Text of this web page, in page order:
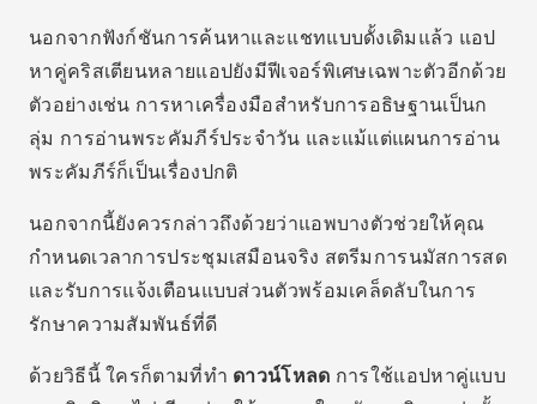
รักษาความสัมพันธ์ที่ดี
ด้วยวิธีนี้ ใครก็ตามที่ทำดาวน์โหลดการใช้แอปหาคู่แบบ
พระกิตติคุณไม่เพียงช่วยให้คุณพบใครสักคนพิเศษเท่านั้น
แต่คุณยังเข้าถึงเนื้อหาและการโต้ตอบที่เสริมสร้าง
ศรัทธาของคุณได้อีกด้วย